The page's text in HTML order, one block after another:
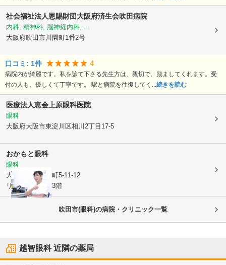
社会福祉法人恩賜財団大阪府済生会吹田病院
内科, 精神科, 脳神経内科, ...
大阪府吹田市川園町1番2号
口コミ: 1件 4
病院内が綺麗です。私を診て下さる先生方は、親切で、励ましてくれます。受
付の人も、優しくて丁寧です。 駅と病院を往復してく...続きを読む
医療法人恵会 上原眼科医院
眼科
大阪府大阪市東淀川区相川2丁目17-5
おかもと眼科
眼科
大阪府吹田市 泉町5-11-12
リーサイド豊津3階
吹田市(眼科)の病院・クリニック一覧
越智眼科近隣の薬局